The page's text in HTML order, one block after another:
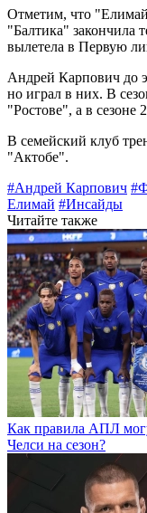
Отметим, что
"Балтика" закончила
вылетела в Первую
Андрей Карпович до
но играл в них. В
"Ростове", а в
В семейский клуб
"Актобе".
#Андрей Карпович
Елимай #Инсайды
Читайте также
Как правила АПЛ
Челси на сезон?